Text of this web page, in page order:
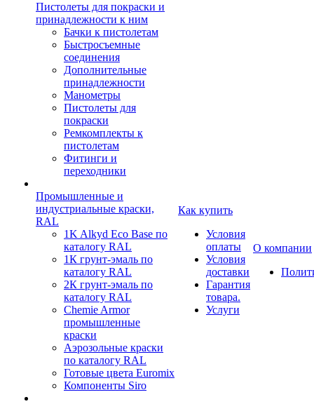
Пистолеты для покраски и
принадлежности к ним
Бачки к пистолетам
Быстросъемные
соединения
Дополнительные
принадлежности
Манометры
Пистолеты для
покраски
Ремкомплекты к
пистолетам
Фитинги и
переходники
Промышленные и
индустриальные краски,
RAL
1K Alkyd Eco Base по
каталогу RAL
1К грунт-эмаль по
каталогу RAL
2К грунт-эмаль по
каталогу RAL
Chemie Armor
промышленные
краски
Аэрозольные краски
по каталогу RAL
Готовые цвета Euromix
Компоненты Siro
Как купить
Условия
оплаты
Условия
доставки
Гарантия
товара.
Услуги
О компании